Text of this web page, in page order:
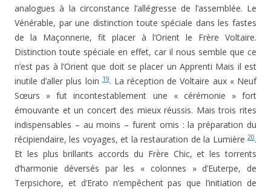
analogues à la circonstance l’allégresse de l’as­semblée. Le
Vénérable, par une distinction toute spéciale dans les fastes
de la Maçonnerie, fit placer à l’Orient le Frère Voltaire.
Distinction toute spéciale en effet, car il nous semble que ce
n’est pas à l’Orient que doit se placer un Apprenti Mais il est
inutile d’aller plus loin19. La récep­tion de Voltaire aux « Neuf
Sœurs » fut incontestablement une « cérémonie » fort
émouvante et un concert des mieux réussis. Mais trois rites
indispensables – au moins – furent omis : la préparation du
récipiendaire, les voyages, et la restauration de la Lumière 20.
Et les plus brillants accords du Frère Chic, et les torrents
d’harmonie déversés par les « colonnes » d’Euterpe, de
Terpsichore, et d’Erato n’empêchent pas que l’initiation de